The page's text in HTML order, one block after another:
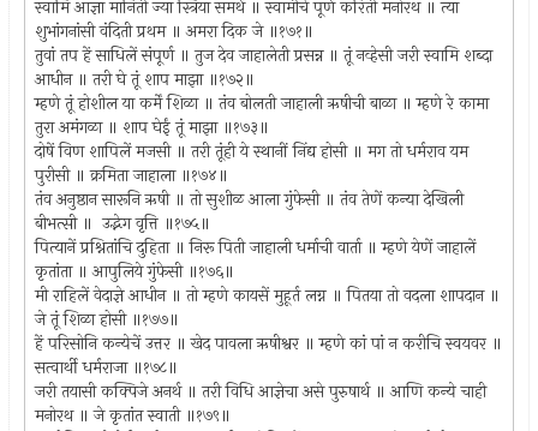
स्वामि आज्ञा मानिती ज्या स्त्रिया समर्थ ॥ स्वामीचे पूर्ण करिती मनोरथ ॥ त्या
शुभांगनांसी वंदिती प्रथम ॥ अमरा दिक जे ॥१७१॥
तुवां तप हें साधिलें संपूर्ण ॥ तुज देव जाहालेती प्रसन्न ॥ तूं नव्हेसी जरी स्वामि शब्दा
आधीन ॥ तरी घे तूं शाप माझा ॥१७२॥
म्हणे तूं होशील या कर्में शिळा ॥ तंव बोलती जाहाली ऋषीची बाळा ॥ म्हणे रे कामा
तुरा अमंगळा ॥ शाप घेईं तूं माझा ॥१७३॥
दोषें विण शापिलें मजसी ॥ तरी तूंही ये स्थानीं निंद्य होसी ॥ मग तो धर्मराव यम
पुरीसी ॥ क्रमिता जाहाला ॥१७४॥
तंव अनुष्ठान सारूनि ऋषी ॥ तो सुशीळ आला गुंफेसी ॥ तंव तेणें कन्या देखिली
बीभत्सी ॥ उद्भेग वृत्ति ॥१७५॥
पित्यानें प्रश्नितांचि दुहिता ॥ निरू पिती जाहाली धर्माची वार्ता ॥ म्हणे येणें जाहालें
कृतांता ॥ आपुलिये गुंफेसी ॥१७६॥
मी राहिलें वेदाज्ञे आधीन ॥ तो म्हणे कायसें मुहूर्त लग्न ॥ पितया तो वदला शापदान ॥
जे तूं शिळा होसी ॥१७७॥
हें परिसोनि कन्येचें उत्तर ॥ खेद पावला ऋषीश्वर ॥ म्हणे कां पां न करीचि स्वयवर ॥
सत्वार्थी धर्मराजा ॥१७८॥
जरी तयासी कक्पिजे अनर्थ ॥ तरी विधि आज्ञेचा असे पुरुषार्थ ॥ आणि कन्ये चाही
मनोरथ ॥ जे कृतांत स्वाती ॥१७९॥